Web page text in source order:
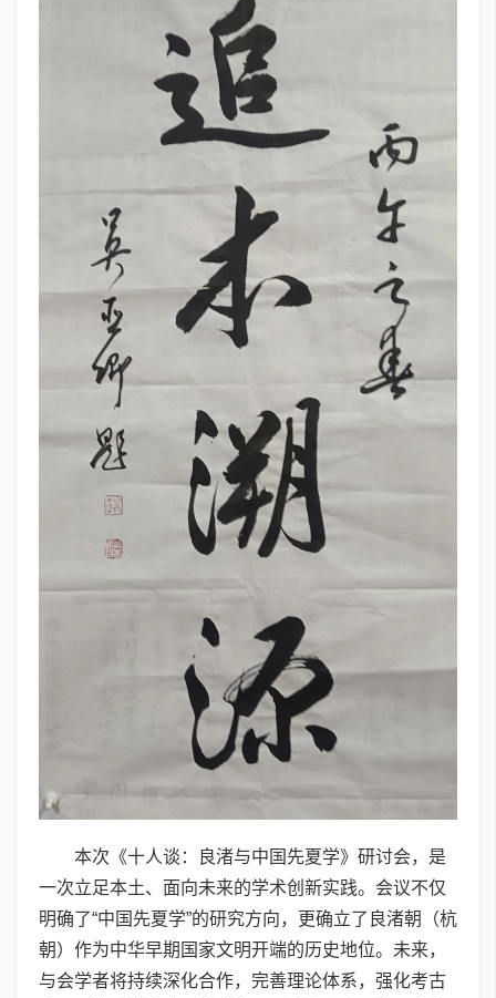
本次《十人谈：良渚与中国先夏学》研讨会，是
一次立足本土、面向未来的学术创新实践。会议不仅
明确了“中国先夏学”的研究方向，更确立了良渚朝（杭
朝）作为中华早期国家文明开端的历史地位。未来，
与会学者将持续深化合作，完善理论体系，强化考古